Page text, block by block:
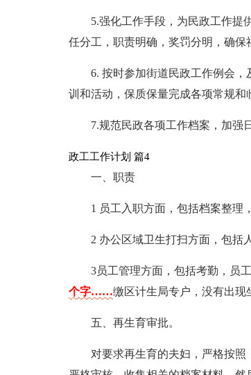
5.强化工作手段，为民政工作提
任分工，职责明确，奖罚分明，确保
6. 按时参加街道民政工作例会
训和活动，保质保量完成各项常规和
7.规范民政各项工作档案，加强
政工工作计划 篇4
一、职责
1 员工入职方面，包括档案整理
2 办公区域卫生打扫方面，包括
3员工管理方面，包括考勤，员
个字……缴区计生局专户，没有出现
五、再生育审批。
对要求再生育的夫妇，严格按